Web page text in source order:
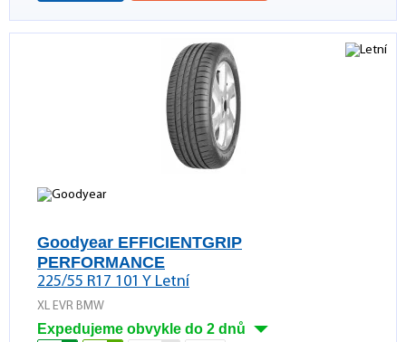
Goodyear EFFICIENTGRIP
PERFORMANCE
225/55 R17 101 Y Letní
XL EVR BMW
Expedujeme obvykle do 2 dnů